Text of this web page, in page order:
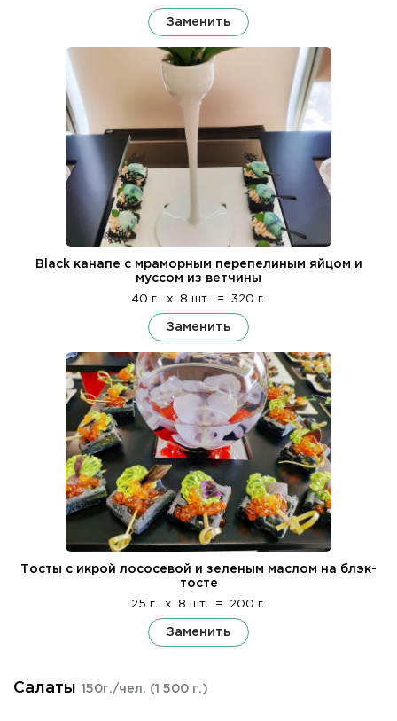
Заменить
Black канапе с мраморным перепелиным яйцом и
муссом из ветчины
40 г. x 8 шт. = 320 г.
Заменить
Тосты с икрой лососевой и зеленым маслом на блэк-
тосте
25 г. x 8 шт. = 200 г.
Заменить
Салаты 150г./чел. (1 500 г.)